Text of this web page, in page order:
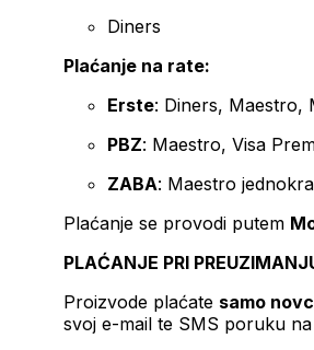
Diners
Plaćanje na rate:
Erste: Diners, Maestro,
PBZ: Maestro, Visa
ZABA: Maestro
Plaćanje se provodi putem
PLAĆANJE PRI
Proizvode plaćate samo
svoj e-mail te SMS poruku